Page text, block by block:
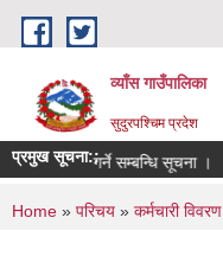
Skip to main content
व्याँस गाउँपालिका
सुदुरपश्चिम प्रदेश
प्रमुख सूचना::
आवेदन पेश गर्ने सम्बन्धि सूचना ।
You are here
Home » परिचय » कर्मचारी विवरण